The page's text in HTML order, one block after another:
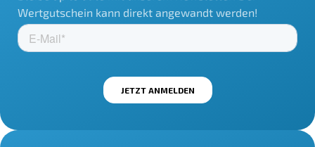
Wertgutschein kann direkt angewandt werden!